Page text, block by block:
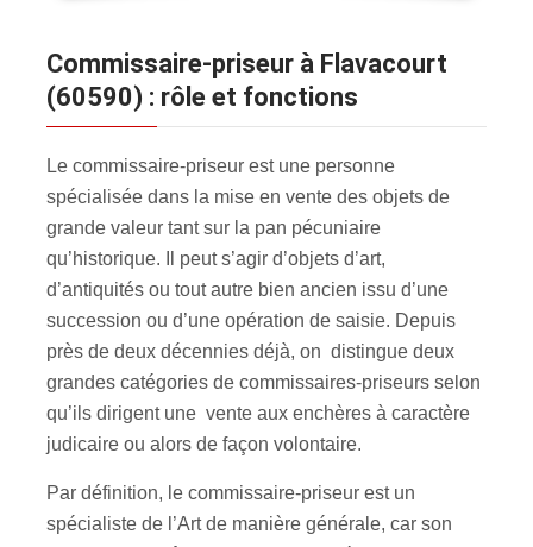
Commissaire-priseur à Flavacourt
(60590) : rôle et fonctions
Le commissaire-priseur est une personne
spécialisée dans la mise en vente des objets de
grande valeur tant sur la pan pécuniaire
qu’historique. Il peut s’agir d’objets d’art,
d’antiquités ou tout autre bien ancien issu d’une
succession ou d’une opération de saisie. Depuis
près de deux décennies déjà, on distingue deux
grandes catégories de commissaires-priseurs selon
qu’ils dirigent une vente aux enchères à caractère
judicaire ou alors de façon volontaire.
Par définition, le commissaire-priseur est un
spécialiste de l’Art de manière générale, car son